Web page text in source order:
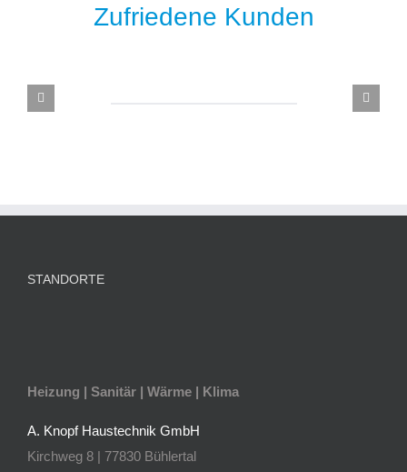
Zufriedene Kunden
STANDORTE
Heizung | Sanitär | Wärme | Klima
A. Knopf Haustechnik GmbH
Kirchweg 8 | 77830 Bühlertal